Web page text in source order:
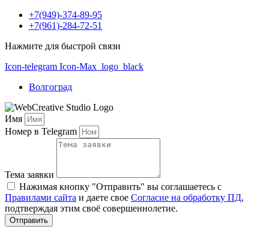
+7(949)-374-89-95
+7(961)-284-72-51
Нажмите для быстрой связи
Icon-telegram Icon-Max_logo_black
Волгоград
Имя
Номер в Telegram
Тема заявки
Нажимая кнопку "Отправить" вы соглашаетесь с
Правилами сайта и даете свое Согласие на обработку ПД,
подтверждая этим своё совершеннолетие.
Отправить